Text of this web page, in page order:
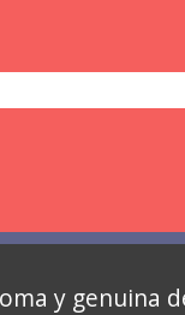
y genuina